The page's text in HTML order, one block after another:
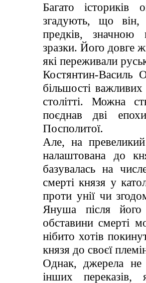
Багато істориків
згадують, що він,
предків, значною
зразки. Його довге
які переживали
Костянтин-Василь
більшості
столітті. Можна
поєднав дві
Посполитої.
Але, на превеликий
налаштована до
базувалась на
смерті князя у
проти унії чи
Януша після його
обставини смерті
нібито хотів
князя до своєї
Однак, джерела не
інших переказів,